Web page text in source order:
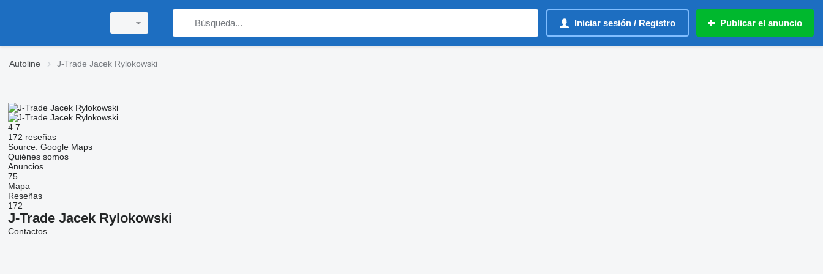
Iniciar sesión / Registro Publicar el anuncio
Autoline J-Trade Jacek Rylokowski
4.7
172 reseñas
Source: Google Maps
Quiénes somos
Anuncios
75
Mapa
Reseñas
172
J-Trade Jacek Rylokowski
Contactos